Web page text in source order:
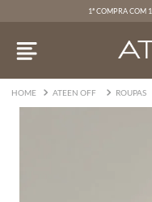
1ª COMPRA COM
ATEEN OFF ROUPAS